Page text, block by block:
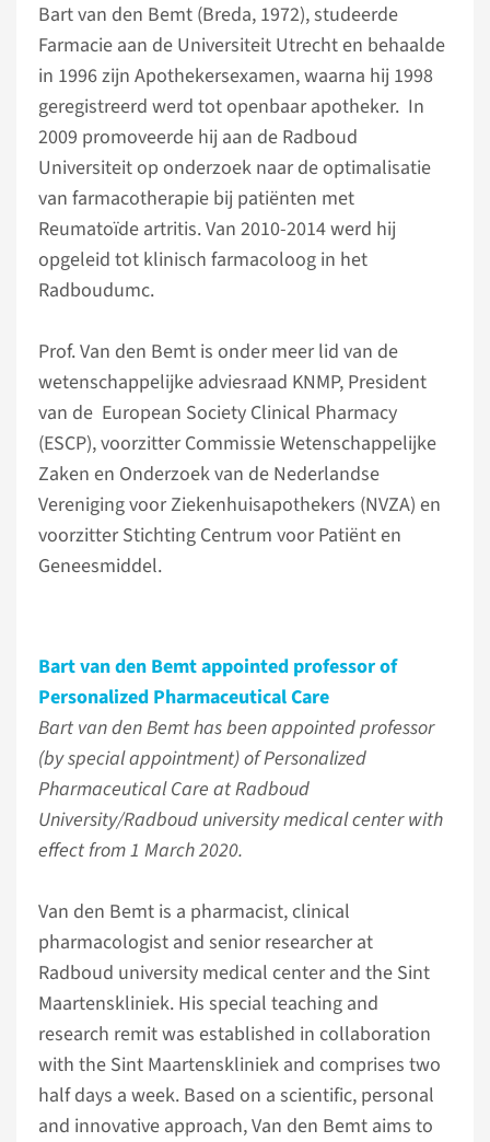
Bart van den Bemt (Breda, 1972), studeerde
Farmacie aan de Universiteit Utrecht en behaalde
in 1996 zijn Apothekersexamen, waarna hij 1998
geregistreerd werd tot openbaar apotheker. In
2009 promoveerde hij aan de Radboud
Universiteit op onderzoek naar de optimalisatie
van farmacotherapie bij patiënten met
Reumatoïde artritis. Van 2010-2014 werd hij
opgeleid tot klinisch farmacoloog in het
Radboudumc.
Prof. Van den Bemt is onder meer lid van de
wetenschappelijke adviesraad KNMP, President
van de European Society Clinical Pharmacy
(ESCP), voorzitter Commissie Wetenschappelijke
Zaken en Onderzoek van de Nederlandse
Vereniging voor Ziekenhuisapothekers (NVZA) en
voorzitter Stichting Centrum voor Patiënt en
Geneesmiddel.
Bart van den Bemt appointed professor of
Personalized Pharmaceutical Care
Bart van den Bemt has been appointed professor
(by special appointment) of Personalized
Pharmaceutical Care at Radboud
University/Radboud university medical center with
effect from 1 March 2020.
Van den Bemt is a pharmacist, clinical
pharmacologist and senior researcher at
Radboud university medical center and the Sint
Maartenskliniek. His special teaching and
research remit was established in collaboration
with the Sint Maartenskliniek and comprises two
half days a week. Based on a scientific, personal
and innovative approach, Van den Bemt aims to